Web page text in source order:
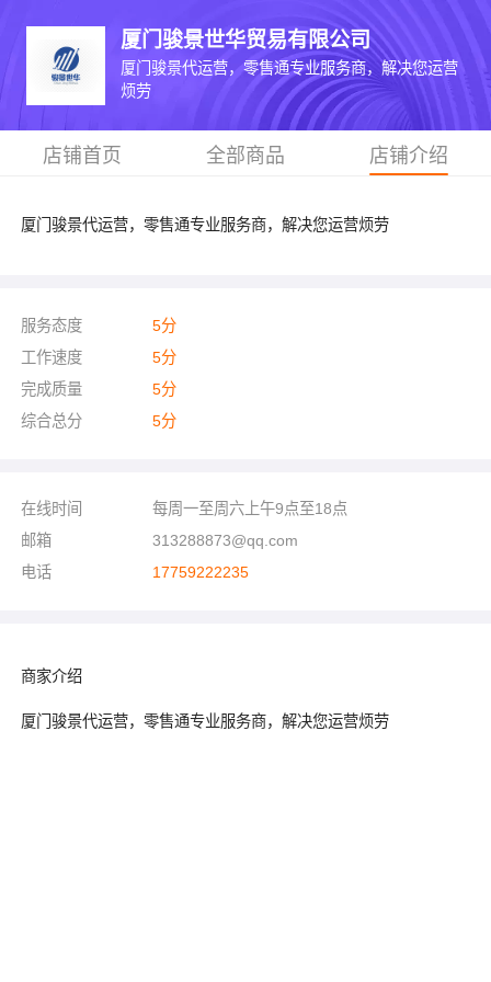
厦门骏景世华贸易有限公司
厦门骏景代运营，零售通专业服务商，解决您运营
烦劳
店铺首页 全部商品 店铺介绍
厦门骏景代运营，零售通专业服务商，解决您运营烦劳
服务态度 5分
工作速度
5分
完成质量
5分
综合总分
5分
在线时间
每周一至周六上午9点至18点
邮箱
313288873@qq.com
电话
17759222235
商家介绍
厦门骏景代运营，零售通专业服务商，解决您运营烦劳